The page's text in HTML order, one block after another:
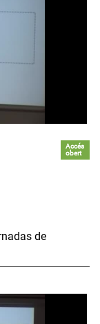
Accés
obert
de